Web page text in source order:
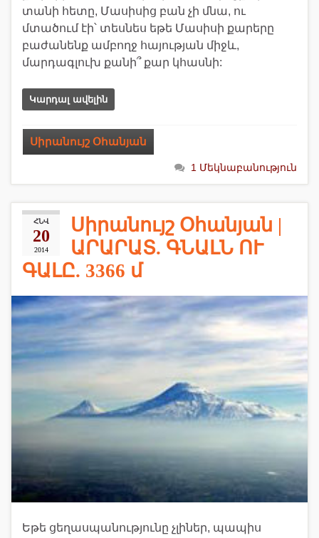
տանի հետը, Մասիսից բան չի մնա, ու
մտածում էի՝ տեսնես եթե Մասիսի քարերը
բաժանենք ամբողջ հայության միջև,
մարդագլուխ քանի՞ քար կհասնի:
Կարդալ ավելին
Սիրանույշ Օհանյան
1 Մեկնաբանություն
ՀՆՎ
20
2014
Սիրանույշ Օհանյան |
ԱՐԱՐԱՏ. ԳՆԱԼՆ ՈՒ
ԳԱԼԸ. 3366 մ
Եթե ցեղասպանությունը չլիներ, պապիս